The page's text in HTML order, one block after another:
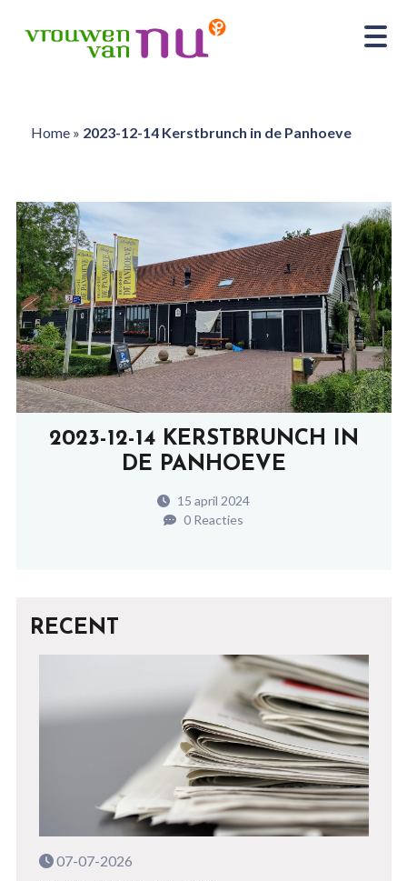
Home» 2023-12-14 Kerstbrunch in de Panhoeve
2023-12-14 KERSTBRUNCH IN
DE PANHOEVE
15 april 2024
0 Reacties
RECENT
07-07-2026